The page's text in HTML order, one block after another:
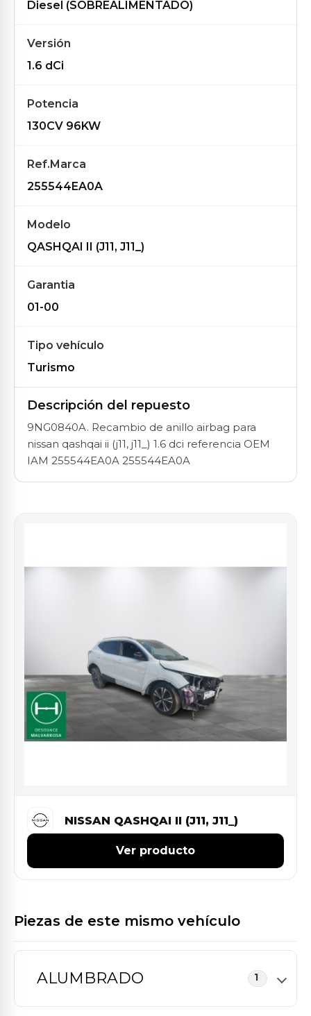
Diesel (SOBREALIMENTADO)
Versión
1.6 dCi
Potencia
130CV 96KW
Ref.Marca
255544EA0A
Modelo
QASHQAI II (J11, J11_)
Garantia
01-00
Tipo vehículo
Turismo
Descripción del repuesto
9NG0840A. Recambio de anillo airbag para
nissan qashqai ii (j11, j11_) 1.6 dci referencia OEM
IAM 255544EA0A 255544EA0A
NISSAN QASHQAI II (J11, J11_)
Ver producto
Piezas de este mismo vehículo
ALUMBRADO 1